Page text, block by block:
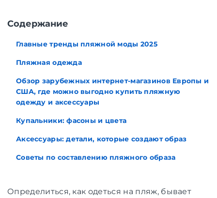
Содержание
Главные тренды пляжной моды 2025
Пляжная одежда
Обзор зарубежных интернет-магазинов Европы и
США, где можно выгодно купить пляжную
одежду и аксессуары
Купальники: фасоны и цвета
Аксессуары: детали, которые создают образ
Советы по составлению пляжного образа
Определиться, как одеться на пляж, бывает